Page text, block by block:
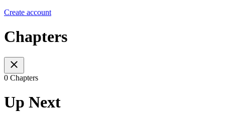
Create account
Chapters
0 Chapters
Up Next